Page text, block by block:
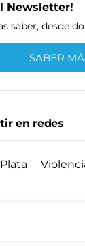
Newsletter!
saber, desde
SABER
en redes